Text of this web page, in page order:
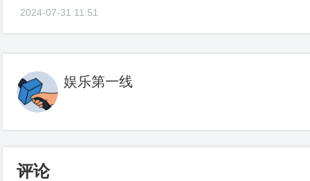
2024-07-31 11:51
娱乐第一线
评论